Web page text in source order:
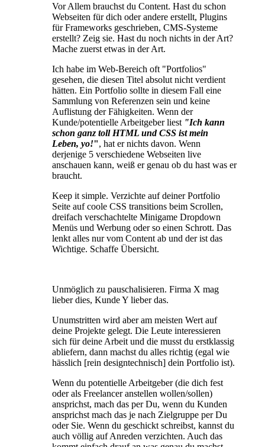
Vor Allem brauchst du Content. Hast du schon
Webseiten für dich oder andere erstellt, Plugins
für Frameworks geschrieben, CMS-Systeme
erstellt? Zeig sie. Hast du noch nichts in der Art?
Mache zuerst etwas in der Art.
Ich habe im Web-Bereich oft "Portfolios"
gesehen, die diesen Titel absolut nicht verdient
hätten. Ein Portfolio sollte in diesem Fall eine
Sammlung von Referenzen sein und keine
Auflistung der Fähigkeiten. Wenn der
Kunde/potentielle Arbeitgeber liest "Ich kann
schon ganz toll HTML und CSS ist mein
Leben, yo!", hat er nichts davon. Wenn
derjenige 5 verschiedene Webseiten live
anschauen kann, weiß er genau ob du hast was er
braucht.
Keep it simple. Verzichte auf deiner Portfolio
Seite auf coole CSS transitions beim Scrollen,
dreifach verschachtelte Minigame Dropdown
Menüs und Werbung oder so einen Schrott. Das
lenkt alles nur vom Content ab und der ist das
Wichtige. Schaffe Übersicht.
Unmöglich zu pauschalisieren. Firma X mag
lieber dies, Kunde Y lieber das.
Unumstritten wird aber am meisten Wert auf
deine Projekte gelegt. Die Leute interessieren
sich für deine Arbeit und die musst du erstklassig
abliefern, dann machst du alles richtig (egal wie
hässlich [rein designtechnisch] dein Portfolio ist).
Wenn du potentielle Arbeitgeber (die dich fest
oder als Freelancer anstellen wollen/sollen)
ansprichst, mach das per Du, wenn du Kunden
ansprichst mach das je nach Zielgruppe per Du
oder Sie. Wenn du geschickt schreibst, kannst du
auch völlig auf Anreden verzichten. Auch das